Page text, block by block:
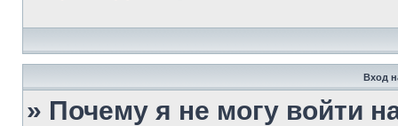
Вход
» Почему я не могу войти